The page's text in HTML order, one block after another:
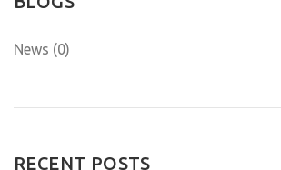
News (0)
RECENT POSTS